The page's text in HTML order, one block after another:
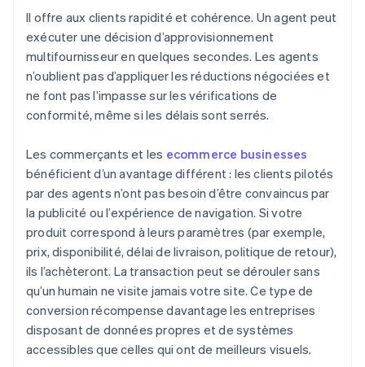
Il offre aux clients rapidité et cohérence. Un agent peut
exécuter une décision d’approvisionnement
multifournisseur en quelques secondes. Les agents
n’oublient pas d’appliquer les réductions négociées et
ne font pas l’impasse sur les vérifications de
conformité, même si les délais sont serrés.
Les commerçants et les ecommerce businesses
bénéficient d’un avantage différent : les clients pilotés
par des agents n’ont pas besoin d’être convaincus par
la publicité ou l’expérience de navigation. Si votre
produit correspond à leurs paramètres (par exemple,
prix, disponibilité, délai de livraison, politique de retour),
ils l’achèteront. La transaction peut se dérouler sans
qu’un humain ne visite jamais votre site. Ce type de
conversion récompense davantage les entreprises
disposant de données propres et de systèmes
accessibles que celles qui ont de meilleurs visuels.